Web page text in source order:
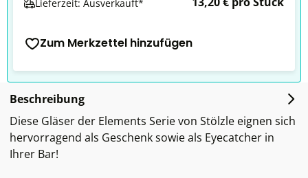
Lieferzeit: Ausverkauft*
Zum Merkzettel hinzufügen
Beschreibung
Diese Gläser der Elements Serie von Stölzle eignen sich
hervorragend als Geschenk sowie als Eyecatcher in
Ihrer Bar!